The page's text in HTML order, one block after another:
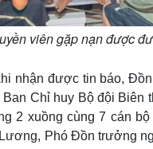
viên gặp nạn được
nhận được tin báo,
Ban Chỉ huy Bộ đội Biên
2 xuồng cùng 7 cán
Phó Đồn trưởng